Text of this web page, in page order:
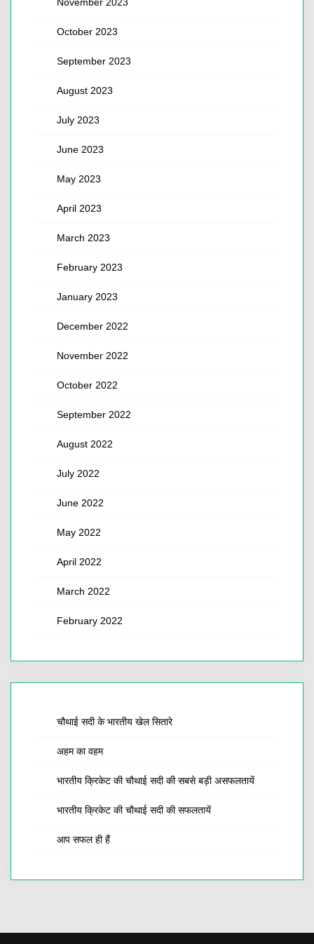
October 2023
September 2023
August 2023
July 2023
June 2023
May 2023
April 2023
March 2023
February 2023
January 2023
December 2022
November 2022
October 2022
September 2022
August 2022
July 2022
June 2022
May 2022
April 2022
March 2022
February 2022
चौथाई सदी के भारतीय खेल सितारे
अहम का वहम
भारतीय क्रिकेट की चौथाई सदी की सबसे बड़ी असफलतायें
भारतीय क्रिकेट की चौथाई सदी की सफलतायें
आप सफल ही हैं